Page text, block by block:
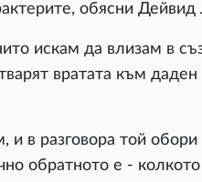
обясни Дейвид
искам да влизам в
вратата към
в разговора той обори
обратното е -